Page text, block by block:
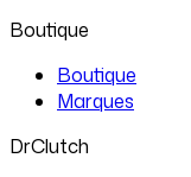
Boutique
Boutique
Marques
DrClutch